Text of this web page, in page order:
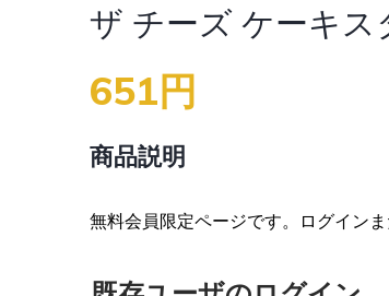
ザ チーズ ケーキ
651円
商品説明
無料会員限定ページです。ログイン